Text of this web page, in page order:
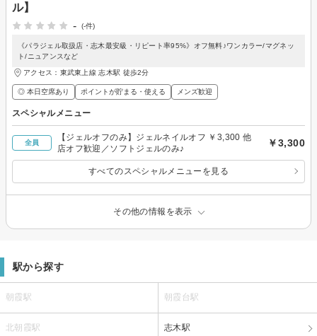
ル】
-
(-件)
《パラジェル取扱店・志木最安級・リピート率95%》オフ無料♪ワンカラー/マグネッ
ト/ニュアンスなど
アクセス：東武東上線 志木駅 徒歩2分
◎ 本日空席あり ポイントが貯まる・使える メンズ歓迎
スペシャルメニュー
全員
【ジェルオフのみ】ジェルネイルオフ ￥3,300 他
店オフ歓迎／ソフトジェルのみ♪
￥3,300
すべてのスペシャルメニューを見る
その他の情報を表示
駅から探す
朝霞駅 朝霞台駅
北朝霞駅 志木駅